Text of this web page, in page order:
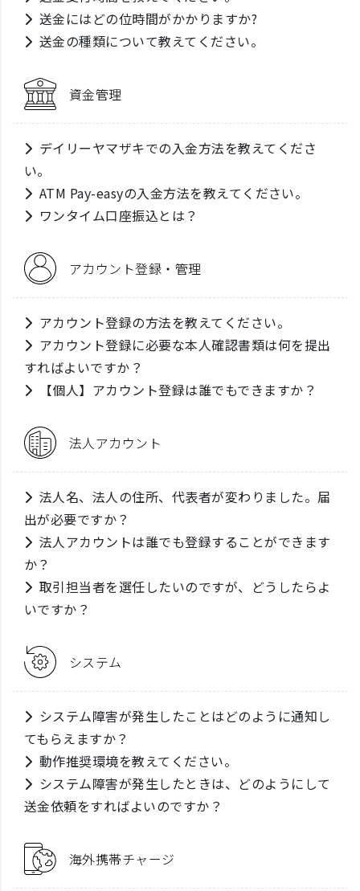
送金にはどの位時間がかかりますか?
送金の種類について教えてください。
資金管理
デイリーヤマザキでの入金方法を教えてくださ
い。
ATM Pay-easyの入金方法を教えてください。
ワンタイム口座振込とは？
アカウント登録・管理
アカウント登録の方法を教えてください。
アカウント登録に必要な本人確認書類は何を提出
すればよいですか？
【個人】アカウント登録は誰でもできますか？
法人アカウント
法人名、法人の住所、代表者が変わりました。届
出が必要ですか？
法人アカウントは誰でも登録することができます
か？
取引担当者を選任したいのですが、どうしたらよ
いですか？
システム
システム障害が発生したことはどのように通知し
てもらえますか？
動作推奨環境を教えてください。
システム障害が発生したときは、どのようにして
送金依頼をすればよいのですか？
海外携帯チャージ